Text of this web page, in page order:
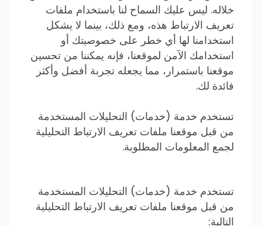
خلاله. ليس عليك السماح لنا باستخدام ملفات
تعريف الارتباط هذه، ومع ذلك، بينما لا يشكل
استخدامنا لها أي خطر على خصوصيتك أو
استخدامك الآمن لموقعنا، فإنه يمكننا من تحسين
موقعنا باستمرار، مما يجعله تجربة أفضل وأكثر
فائدة لك.
تستخدم خدمة (خدمات) التحليلات المستخدمة
من قبل موقعنا ملفات تعريف الارتباط التحليلية
لجمع المعلومات المطلوبة.
تستخدم خدمة (خدمات) التحليلات المستخدمة
من قبل موقعنا ملفات تعريف الارتباط التحليلية
التالية: